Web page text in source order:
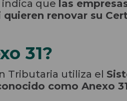
indica que las
renovar su
31?
Tributaria utiliza el
como Anexo